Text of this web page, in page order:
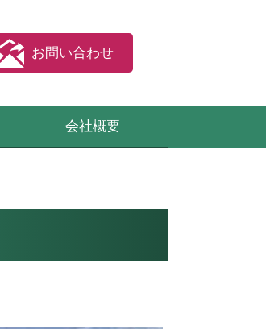
お問い合わせ
会社概要